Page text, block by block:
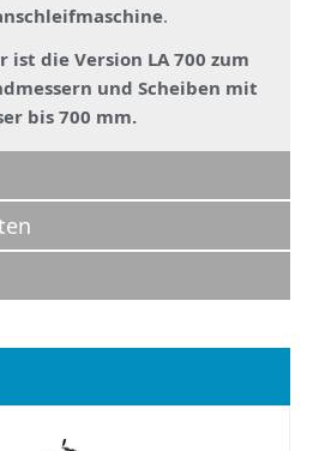
.
ist die Version LA 700 zum
und Scheiben mit
bis 700 mm.